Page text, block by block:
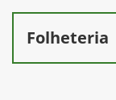
Folheteria